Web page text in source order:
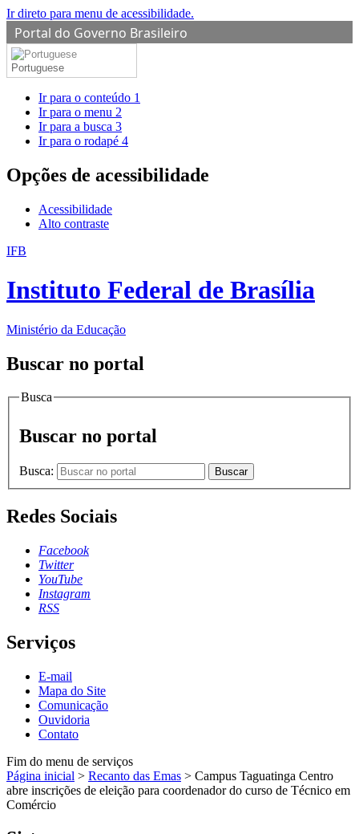
Ir direto para menu de acessibilidade.
Portal do Governo Brasileiro
Portuguese
Ir para o conteúdo 1
Ir para o menu 2
Ir para a busca 3
Ir para o rodapé 4
Opções de acessibilidade
Acessibilidade
Alto contraste
IFB
Instituto Federal de Brasília
Ministério da Educação
Buscar no portal
Busca
Buscar no portal
Busca: Buscar
Redes Sociais
Facebook
Twitter
YouTube
Instagram
RSS
Serviços
E-mail
Mapa do Site
Comunicação
Ouvidoria
Contato
Fim do menu de serviços
Página inicial > Recanto das Emas > Campus Taguatinga Centro
abre inscrições de eleição para coordenador do curso de Técnico em
Comércio